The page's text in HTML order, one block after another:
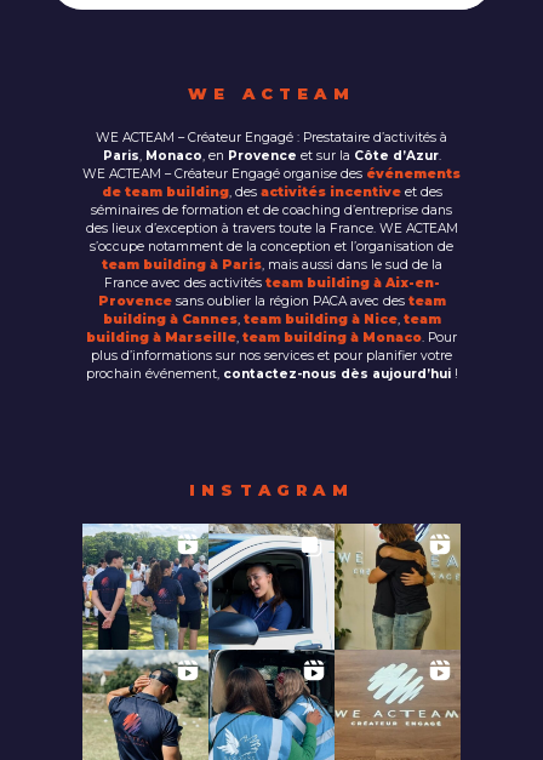
WE ACTEAM
WE ACTEAM – Créateur Engagé : Prestataire d’activités à
Paris, Monaco, en Provence et sur la Côte d’Azur.
WE ACTEAM – Créateur Engagé organise des événements
de team building, des activités incentiveet des
séminaires de formation et de coaching d’entreprise dans
des lieux d’exception à travers toute la France. WE ACTEAM
s’occupe notamment de la conception et l’organisation de
team building à Paris, mais aussi dans le sud de la
France avec des activités team building à Aix-en-
Provencesans oublier la région PACA avec des team
building à Cannes, team building à Nice, team
building à Marseille, team building à Monaco. Pour
plus d’informations sur nos services et pour planifier votre
prochain événement, contactez-nous dès aujourd’hui!
INSTAGRAM